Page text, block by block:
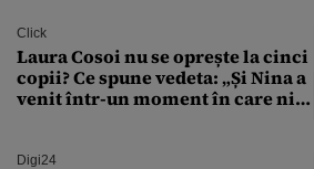
Click
Laura Cosoi nu se oprește la cinci
copii? Ce spune vedeta: „Și Nina a
venit într-un moment în care nici
Digi24